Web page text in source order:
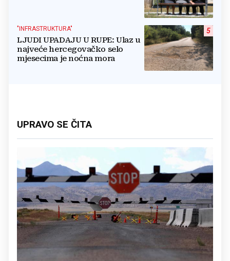
5
"INFRASTRUKTURA"
LJUDI UPADAJU U RUPE: Ulaz u
najveće hercegovačko selo
mjesecima je noćna mora
UPRAVO SE ČITA